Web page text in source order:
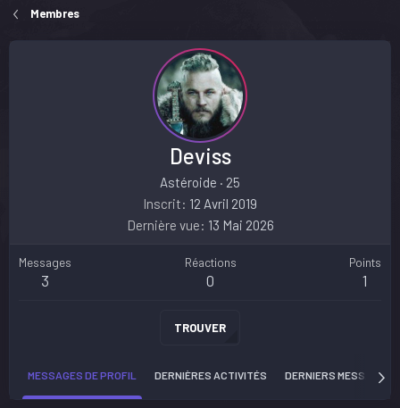
Membres
Deviss
Astéroide · 25
Inscrit
12 Avril 2019
Dernière vue
13 Mai 2026
Messages
3
Réactions
0
Points
1
TROUVER
MESSAGES DE PROFIL DERNIÈRES ACTIVITÉS DERNIERS MESSAGES